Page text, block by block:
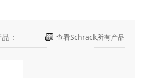
： 查看Schrack所有产品